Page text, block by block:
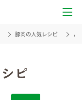
豚肉の人気レシピ 〆